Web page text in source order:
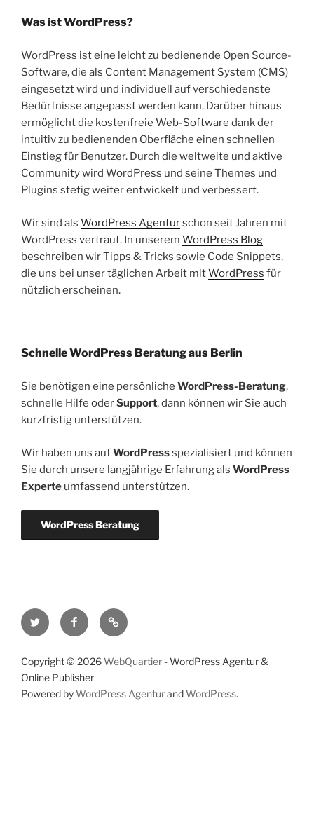
Was ist WordPress?
WordPress ist eine leicht zu bedienende Open Source-
Software, die als Content Management System (CMS)
eingesetzt wird und individuell auf verschiedenste
Bedürfnisse angepasst werden kann. Darüber hinaus
ermöglicht die kostenfreie Web-Software dank der
intuitiv zu bedienenden Oberfläche einen schnellen
Einstieg für Benutzer. Durch die weltweite und aktive
Community wird WordPress und seine Themes und
Plugins stetig weiter entwickelt und verbessert.
Wir sind als WordPress Agenturschon seit Jahren mit
WordPress vertraut. In unserem WordPress Blog
beschreiben wir Tipps & Tricks sowie Code Snippets,
die uns bei unser täglichen Arbeit mitWordPress für
nützlich erscheinen.
Schnelle WordPress Beratung aus Berlin
Sie benötigen eine persönliche WordPress-Beratung,
schnelle Hilfe oderSupport, dann können wir Sie auch
kurzfristig unterstützen.
Wir haben uns aufWordPressspezialisiert und können
Sie durch unsere langjährige Erfahrung als WordPress
Experte umfassend unterstützen.
WordPress Beratung
Twitter FacebookRSS-
Feed
Copyright © 2026 WebQuartier - WordPress Agentur &
Online Publisher
Powered by WordPress Agenturand WordPress.